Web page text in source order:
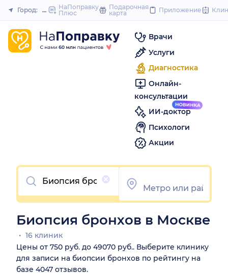
to
Закрыть
Город: МоскваНаПоправку
Плюс
Подарочная
карта
Приложение
Врачи
Услуги
Диагностика
Онлайн-
консультации
ИИ-доктор
Психологи
Акции
Очистить
Биопсия бронхов в Москве
16 клиник
Цены от 750 руб. до 49070 руб.. Выберите клинику
для записи на биопсии бронхов по рейтингу на
базе 4047 отзывов.